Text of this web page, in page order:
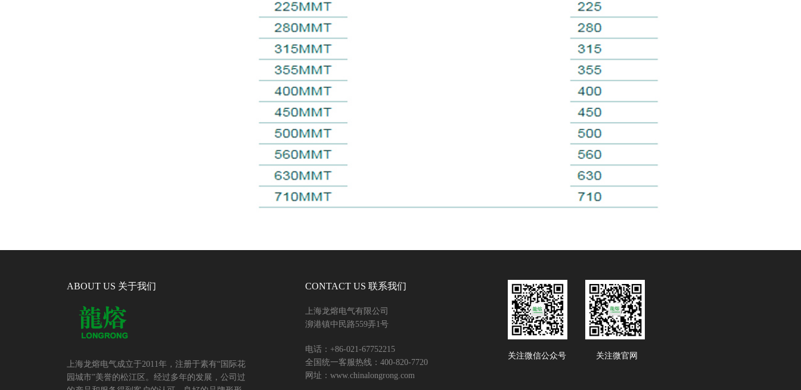
ABOUT US 关于我们
上海龙熔电气成立于2011年，注册于素有“国际花
园城市”美誉的松江区。经过多年的发展，公司过
CONTACT US 联系我们
上海龙熔电气有限公司
泖港镇中民路559弄1号
电话：+86-021-67752215
全国统一客服热线：400-820-7720
网址：www.chinalongrong.com
关注微信公众号 关注微官网